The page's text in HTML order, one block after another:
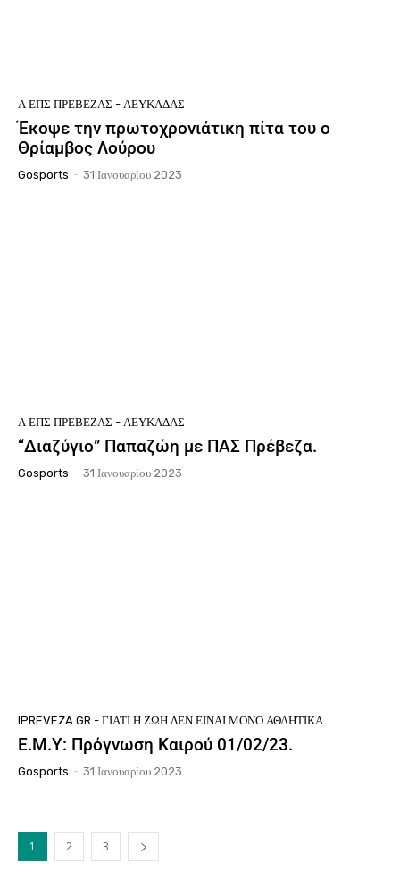
Ά ΕΠΣ ΠΡΈΒΕΖΑΣ - ΛΕΥΚΆΔΑΣ
Έκοψε την πρωτοχρονιάτικη πίτα του ο
Θρίαμβος Λούρου
Gosports - 31 Ιανουαρίου 2023
Ά ΕΠΣ ΠΡΈΒΕΖΑΣ - ΛΕΥΚΆΔΑΣ
“Διαζύγιο” Παπαζώη με ΠΑΣ Πρέβεζα.
Gosports - 31 Ιανουαρίου 2023
IPREVEZA.GR - ΓΙΑΤΊ Η ΖΩΉ ΔΕΝ ΕΊΝΑΙ ΜΌΝΟ ΑΘΛΗΤΙΚΆ...
Ε.Μ.Υ: Πρόγνωση Καιρού 01/02/23.
Gosports - 31 Ιανουαρίου 2023
1 2 3